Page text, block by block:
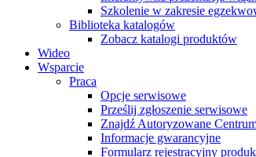
Szkolenie w zakresie
Biblioteka katalogów
Zobacz katalogi produktów
Wideo
Wsparcie
Praca
Opcje serwisowe
Prześlij zgłoszenie serwisowe
Znajdź Autoryzowane
Informacje gwarancyjne
Formularz rejestracyjny